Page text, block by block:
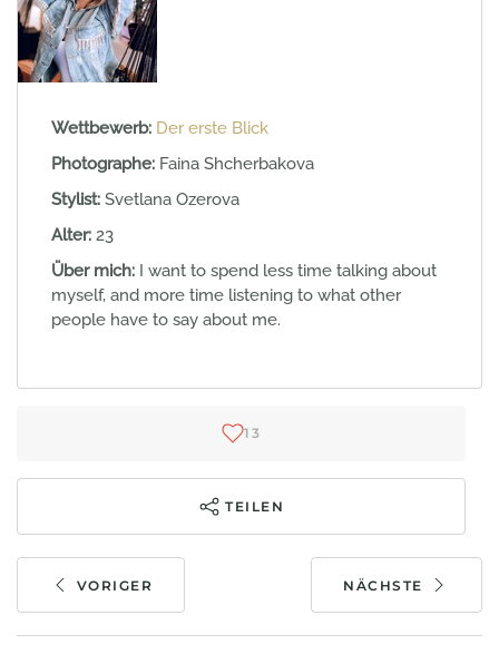
Wettbewerb: Der erste Blick
Photographe: Faina Shcherbakova
Stylist: Svetlana Ozerova
Alter: 23
Über mich: I want to spend less time talking about
myself, and more time listening to what other
people have to say about me.
13
TEILEN
VORIGER NÄCHSTE